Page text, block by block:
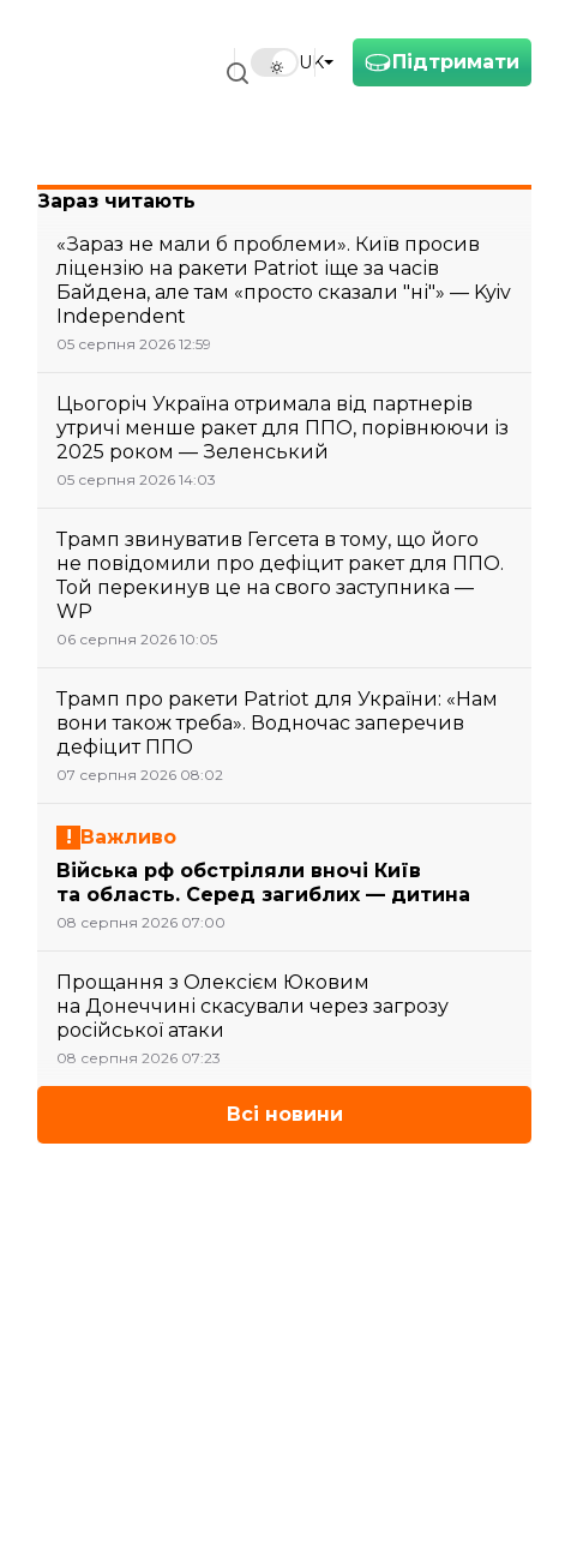
Підтримати
UK
Зараз читають
«Зараз не мали б проблеми». Київ просив
ліцензію на ракети Patriot іще за часів
Байдена, але там «просто сказали "ні"» — Kyiv
Independent
05 серпня 2026 12:59
Цьогоріч Україна отримала від партнерів
утричі менше ракет для ППО, порівнюючи із
2025 роком — Зеленський
05 серпня 2026 14:03
Трамп звинуватив Гегсета в тому, що його
не повідомили про дефіцит ракет для ППО.
Той перекинув це на свого заступника —
WP
06 серпня 2026 10:05
Трамп про ракети Patriot для України: «Нам
вони також треба». Водночас заперечив
дефіцит ППО
07 серпня 2026 08:02
Важливо
Війська рф обстріляли вночі Київ
та область. Серед загиблих — дитина
08 серпня 2026 07:00
Прощання з Олексієм Юковим
на Донеччині скасували через загрозу
російської атаки
08 серпня 2026 07:23
Всі новини